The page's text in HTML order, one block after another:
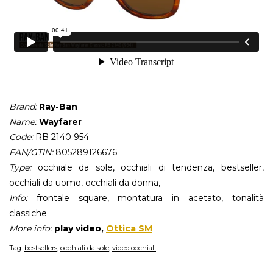
Brand:Ray-Ban
Name:Wayfarer
Code:RB 2140 954
EAN/GTIN:805289126676
Type:occhiale da sole, occhiali di tendenza, bestseller,
occhiali da uomo, occhiali da donna,
Info:frontale square, montatura in acetato, tonalità
classiche
More info:play video, Ottica SM
Tag: bestsellers, occhiali da sole, video occhiali